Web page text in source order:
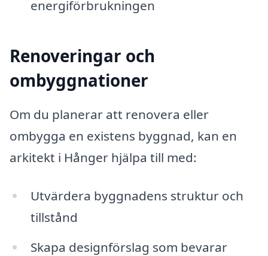
energiförbrukningen
Renoveringar och
ombyggnationer
Om du planerar att renovera eller
ombygga en existens byggnad, kan en
arkitekt i Hånger hjälpa till med:
Utvärdera byggnadens struktur och
tillstånd
Skapa designförslag som bevarar